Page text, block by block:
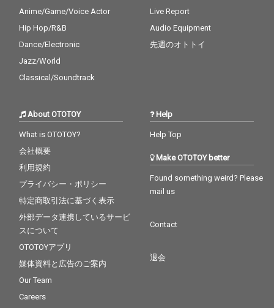
歌をSTUTSと共作し、
トラックメイカーの荒
butasakuでも活躍する
東京在住のシンガーソ
ングライター、butaji
をゲストに迎えた、こ
いる。 前作に引き続
き、 ミックス・マスタ
アートワークはVOLOJZ
Aが担当。
歌をSTUTSと共作し、
トラックメイカーの荒
butasakuでも活躍する
いる。 前作に引き続
き、 ミックス・マスタ
リングはLEXUZ YEN、
アートワークはVOLOJZ
Aが担当。
Anime/Game/Voice Actor
Hip Hop/R&B
Dance/Electronic
Jazz/World
Classical/Soundtrack
Live Report
Audio Equipment
先週のオトトイ
About OTOTOY
What is OTOTOY?
会社概要
利用規約
プライバシー・ポリシー
特定商取引法に基づく表示
外部データ連携しているサービ
スについて
OTOTOYアプリ
媒体資料と広告のご案内
Our Team
Careers
Help
Help Top
Make OTOTOY better
Found something weird? Please
mail us
Contact
退会